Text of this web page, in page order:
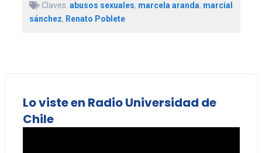
Claves: abusos sexuales, marcela aranda, marcial
sánchez, Renato Poblete
Lo viste en Radio Universidad de
Chile